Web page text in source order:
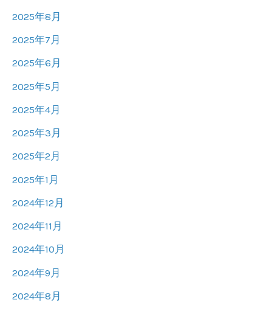
2025年8月
2025年7月
2025年6月
2025年5月
2025年4月
2025年3月
2025年2月
2025年1月
2024年12月
2024年11月
2024年10月
2024年9月
2024年8月